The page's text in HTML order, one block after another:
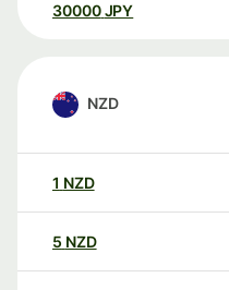
30000 JPY
NZD
1 NZD
5 NZD